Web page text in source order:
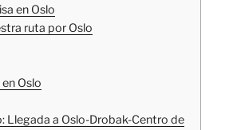
en Oslo
ruta por Oslo
Oslo
Llegada a Oslo-Drobak-Centro de